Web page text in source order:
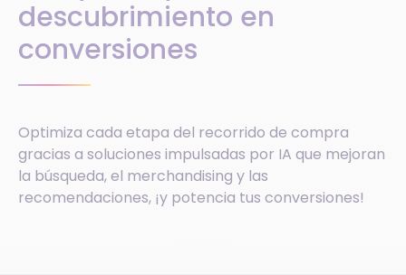
descubrimiento en
conversiones
Optimiza cada etapa del recorrido de compra
gracias a soluciones impulsadas por IA que mejoran
la búsqueda, el merchandising y las
recomendaciones, ¡y potencia tus conversiones!